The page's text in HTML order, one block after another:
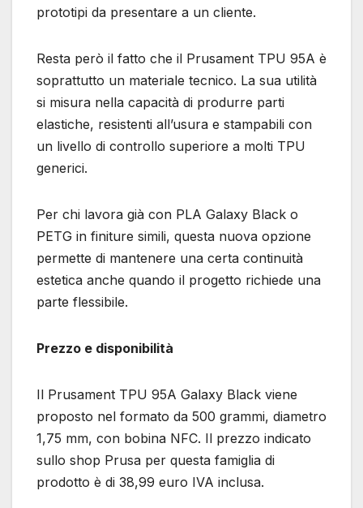
prototipi da presentare a un cliente.
Resta però il fatto che il Prusament TPU 95A è
soprattutto un materiale tecnico. La sua utilità
si misura nella capacità di produrre parti
elastiche, resistenti all’usura e stampabili con
un livello di controllo superiore a molti TPU
generici.
Per chi lavora già con PLA Galaxy Black o
PETG in finiture simili, questa nuova opzione
permette di mantenere una certa continuità
estetica anche quando il progetto richiede una
parte flessibile.
Prezzo e disponibilità
Il Prusament TPU 95A Galaxy Black viene
proposto nel formato da 500 grammi, diametro
1,75 mm, con bobina NFC. Il prezzo indicato
sullo shop Prusa per questa famiglia di
prodotto è di 38,99 euro IVA inclusa.